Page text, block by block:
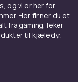
og vi er her for
Her finner du et
fra gaming, leker
til kjæledyr.